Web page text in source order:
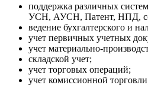
поддержка различных
УСН, АУСН, Патент, НПД,
ведение бухгалтерского и
учет первичных учетных
учет материально-
складской учет;
учет торговых операций;
учет комиссионной